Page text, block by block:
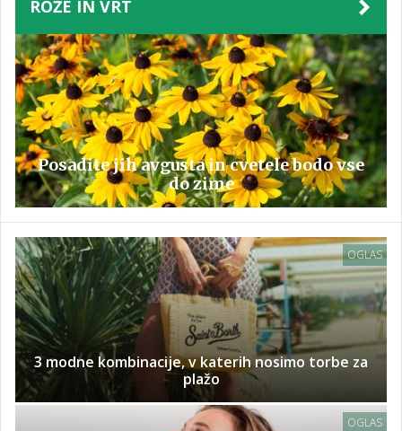
ROŽE IN VRT
Posadite jih avgusta in cvetele bodo vse
do zime
OGLAS
3 modne kombinacije, v katerih nosimo torbe za
plažo
OGLAS